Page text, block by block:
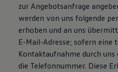
zur Angebotsanfrage
werden von uns folgende
erhoben und an uns
E-Mail-Adresse; sofern eine
Kontaktaufnahme durch
die Telefonnummer. Diese